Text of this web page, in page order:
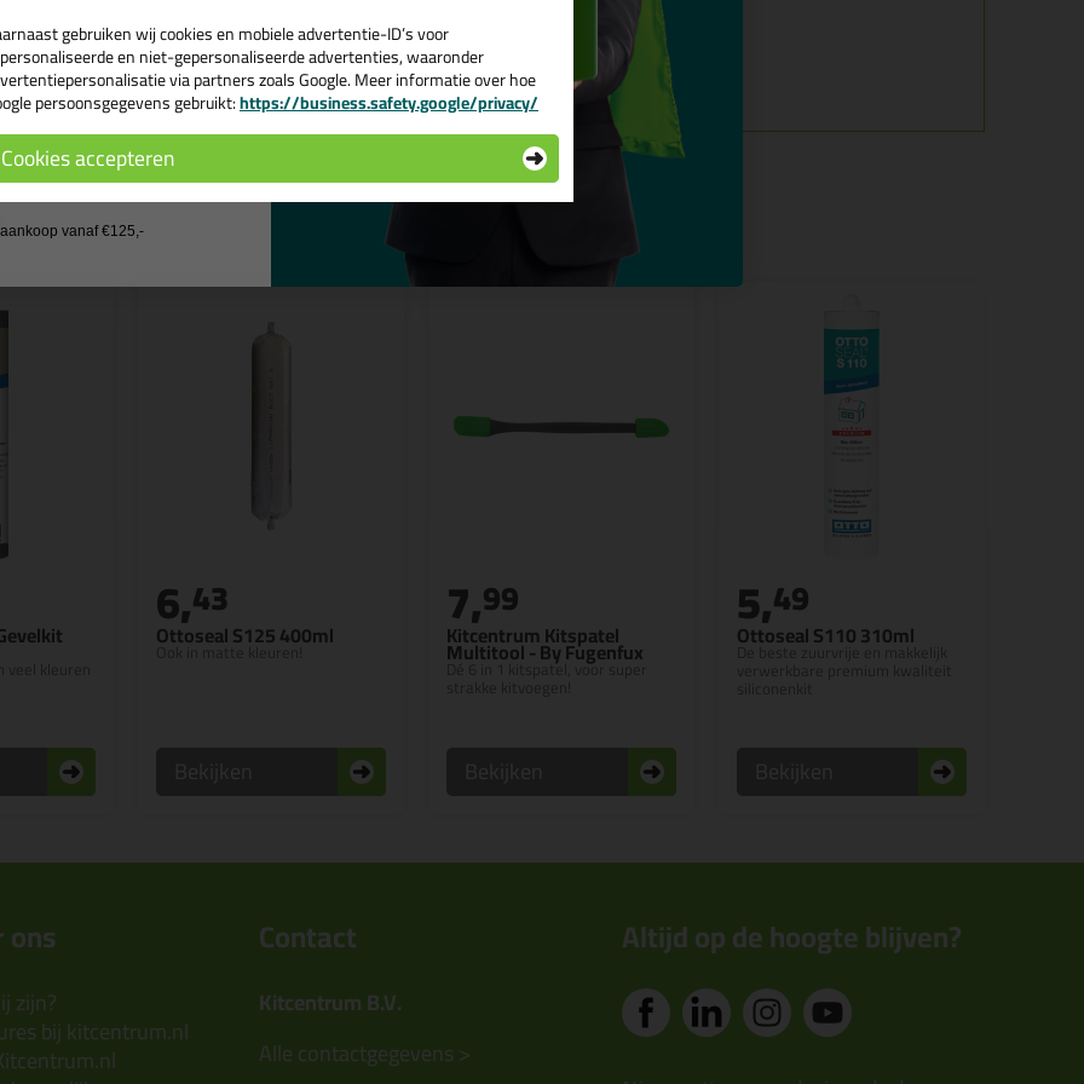
& tricks voor Ottoseal S110 400ml
volgende blogs wordt dit product gebruikt:
Hoe kan je kit verwijderen?
kleuren
Ottoseal S125 400ml
Ook in matte kleuren!
6,43
Kitcentrum Kitspatel
Multitool - By Fugenfux
Dé 6 in 1 kitspatel, voor super
7,99
Ottoseal S110 310ml
De beste zuurvrije en makkelijk
5,49
ons
zijn?
bij kitcentrum.nl
Contact
Kitcentrum B.V.
Alle contactgegevens >
Altijd op de hoogte blijven?
gebruiken wij cookies en mobiele advertentie-ID’s voor
en niet-gepersonaliseerde advertenties, waaronder
via partners zoals Google. Meer informatie over hoe
persoonsgegevens gebruikt:https://business.safety.google/privacy/
Cookies accepteren
de actiecode ›
geen cadeau
vanaf €125,-